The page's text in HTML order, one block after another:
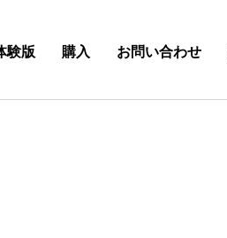
験版 購入 お問い合わせ